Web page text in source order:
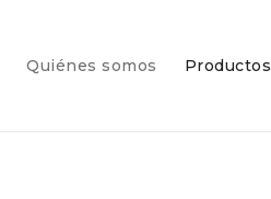
Quiénes somos Productos